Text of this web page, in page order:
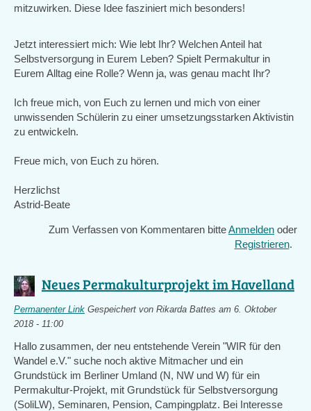
mitzuwirken. Diese Idee fasziniert mich besonders!
Jetzt interessiert mich: Wie lebt Ihr? Welchen Anteil hat
Selbstversorgung in Eurem Leben? Spielt Permakultur in
Eurem Alltag eine Rolle? Wenn ja, was genau macht Ihr?
Ich freue mich, von Euch zu lernen und mich von einer
unwissenden Schülerin zu einer umsetzungsstarken Aktivistin
zu entwickeln.
Freue mich, von Euch zu hören.
Herzlichst
Astrid-Beate
Zum Verfassen von Kommentaren bitteAnmelden oder
Registrieren.
Neues Permakulturprojekt im Havelland
Permanenter Link Gespeichert von Rikarda Battes am 6. Oktober
2018 - 11:00
Hallo zusammen, der neu entstehende Verein "WIR für den
Wandel e.V." suche noch aktive Mitmacher und ein
Grundstück im Berliner Umland (N, NW und W) für ein
Permakultur-Projekt, mit Grundstück für Selbstversorgung
(SoliLW), Seminaren, Pension, Campingplatz. Bei Interesse